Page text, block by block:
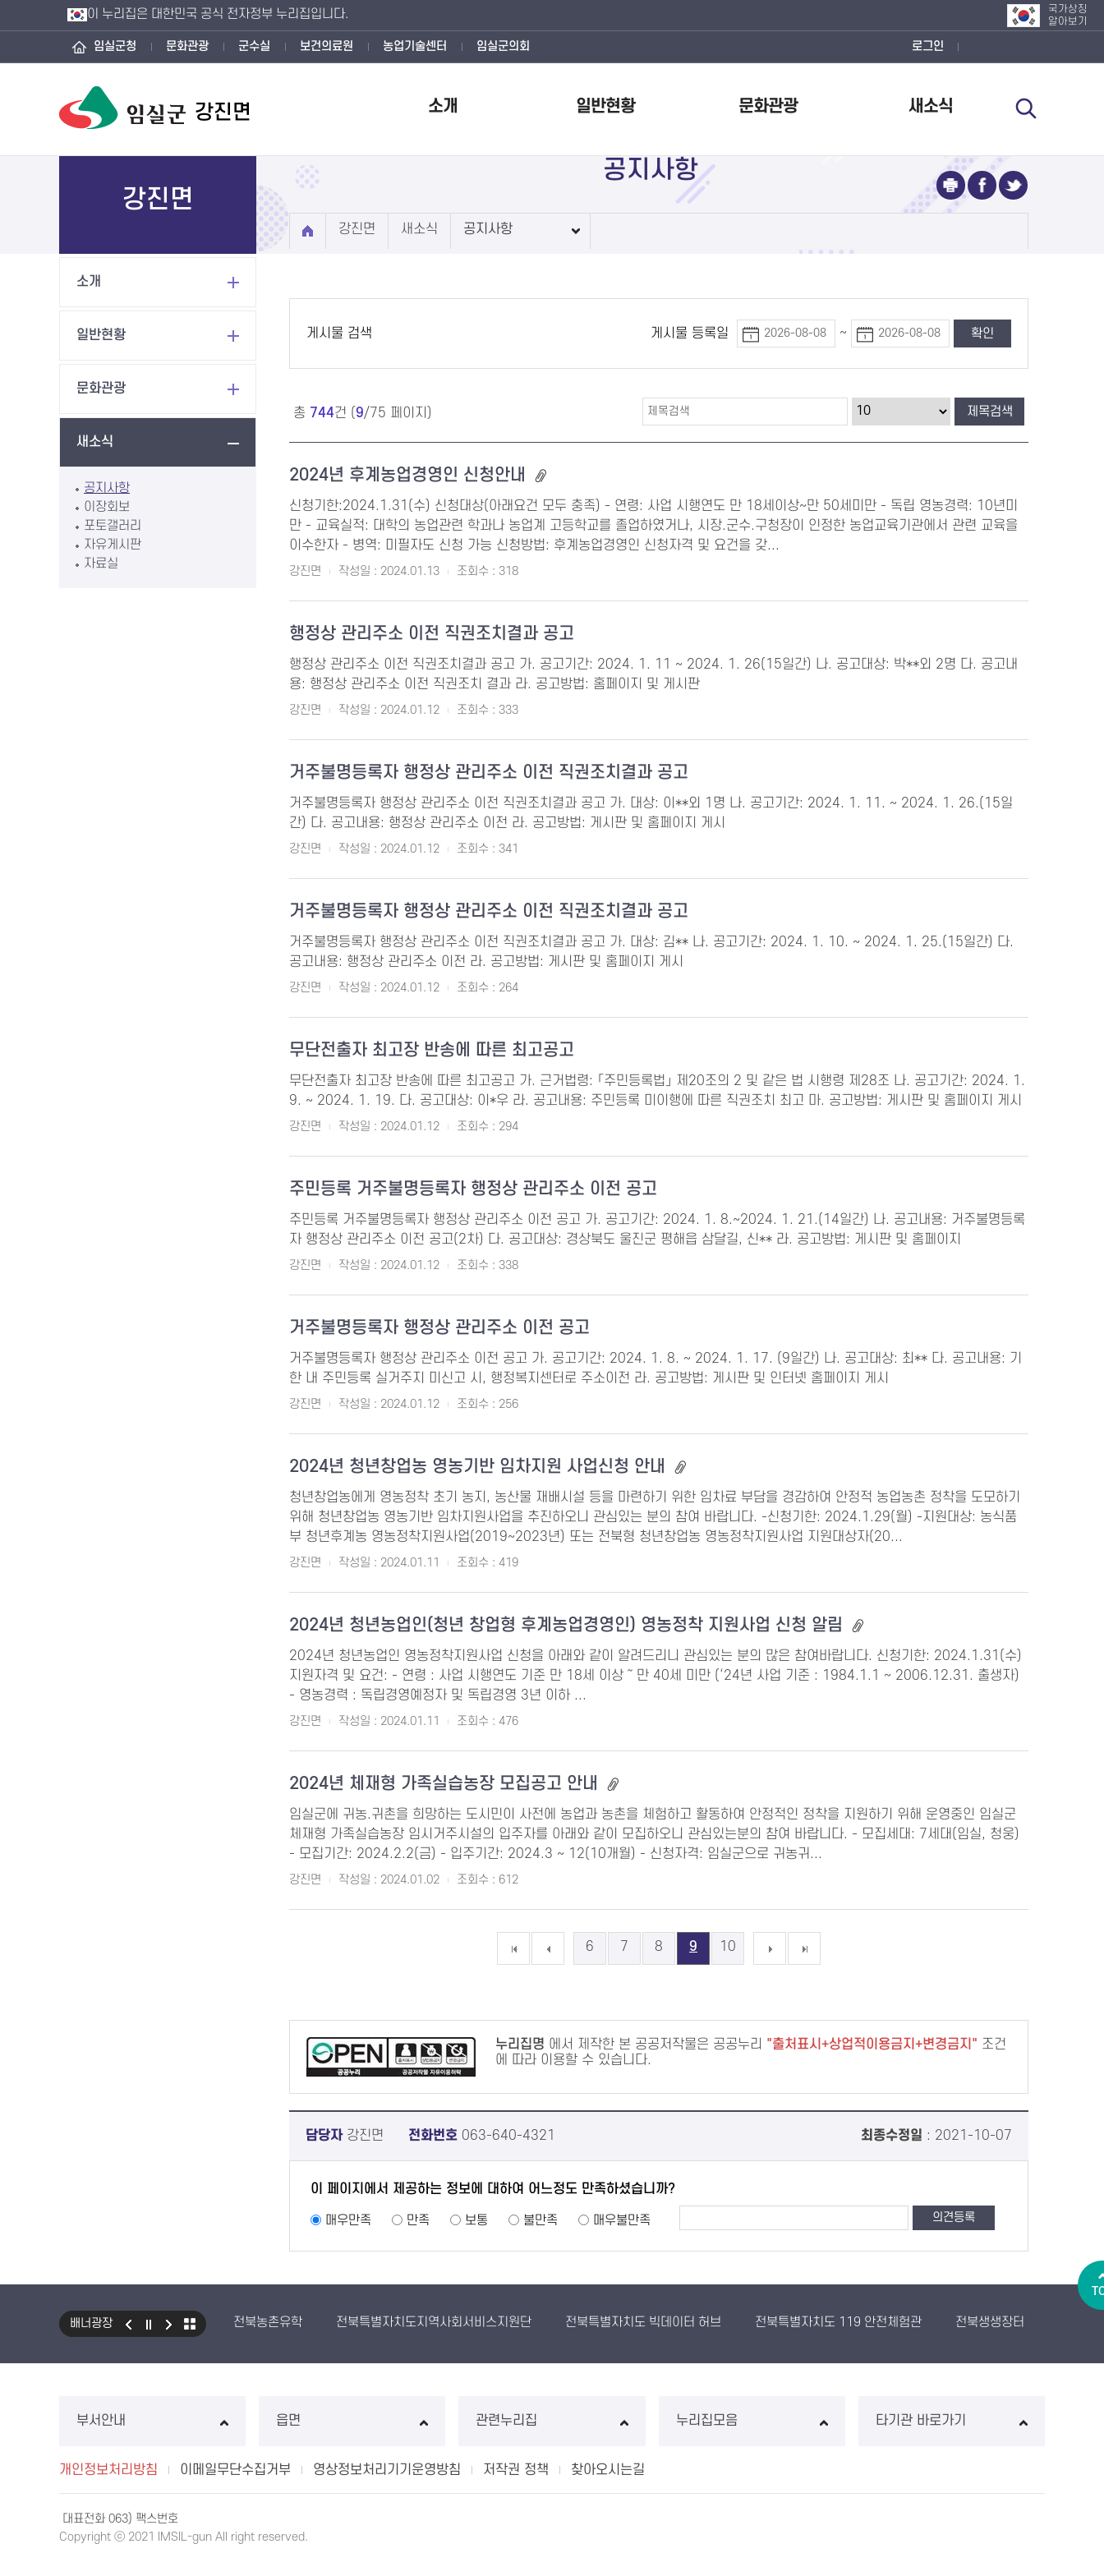
이 누리집은 대한민국 공식 전자정부 누리집입니다.
국가상징
알아보기
임실군청 문화관광 군수실 보건의료원 농업기술센터 임실군의회 로그인
강진면 소개 일반현황 문화관광 새소식
강진면
소개
일반현황
문화관광
새소식
공지사항
이장회보
포토갤러리
자유게시판
자료실
공지사항
강진면 새소식 공지사항
게시물 검색 게시물 등록일 ~
총 744건 (9/75 페이지)
2024년 후계농업경영인 신청안내
신청기한:2024.1.31(수) 신청대상(아래요건 모두 충족) - 연령: 사업 시행연도 만 18세이상~만 50세미만 - 독립 영농경력: 10년미
만 - 교육실적: 대학의 농업관련 학과나 농업계 고등학교를 졸업하였거나, 시장.군수.구청장이 인정한 농업교육기관에서 관련 교육을
이수한자 - 병역: 미필자도 신청 가능 신청방법: 후계농업경영인 신청자격 및 요건을 갖...
강진면 작성일 : 2024.01.13 조회수 : 318
행정상 관리주소 이전 직권조치결과 공고
행정상 관리주소 이전 직권조치결과 공고 가. 공고기간: 2024. 1. 11 ~ 2024. 1. 26(15일간) 나. 공고대상: 박**외 2명 다. 공고내
용: 행정상 관리주소 이전 직권조치 결과 라. 공고방법: 홈페이지 및 게시판
강진면 작성일 : 2024.01.12 조회수 : 333
거주불명등록자 행정상 관리주소 이전 직권조치결과 공고
거주불명등록자 행정상 관리주소 이전 직권조치결과 공고 가. 대상: 이**외 1명 나. 공고기간: 2024. 1. 11. ~ 2024. 1. 26.(15일
간) 다. 공고내용: 행정상 관리주소 이전 라. 공고방법: 게시판 및 홈페이지 게시
강진면 작성일 : 2024.01.12 조회수 : 341
거주불명등록자 행정상 관리주소 이전 직권조치결과 공고
거주불명등록자 행정상 관리주소 이전 직권조치결과 공고 가. 대상: 김** 나. 공고기간: 2024. 1. 10. ~ 2024. 1. 25.(15일간) 다.
공고내용: 행정상 관리주소 이전 라. 공고방법: 게시판 및 홈페이지 게시
강진면 작성일 : 2024.01.12 조회수 : 264
무단전출자 최고장 반송에 따른 최고공고
무단전출자 최고장 반송에 따른 최고공고 가. 근거법령: 「주민등록법」 제20조의 2 및 같은 법 시행령 제28조 나. 공고기간: 2024. 1.
9. ~ 2024. 1. 19. 다. 공고대상: 이*우 라. 공고내용: 주민등록 미이행에 따른 직권조치 최고 마. 공고방법: 게시판 및 홈페이지 게시
강진면 작성일 : 2024.01.12 조회수 : 294
주민등록 거주불명등록자 행정상 관리주소 이전 공고
주민등록 거주불명등록자 행정상 관리주소 이전 공고 가. 공고기간: 2024. 1. 8.~2024. 1. 21.(14일간) 나. 공고내용: 거주불명등록
자 행정상 관리주소 이전 공고(2차) 다. 공고대상: 경상북도 울진군 평해읍 삼달길, 신** 라. 공고방법: 게시판 및 홈페이지
강진면 작성일 : 2024.01.12 조회수 : 338
거주불명등록자 행정상 관리주소 이전 공고
거주불명등록자 행정상 관리주소 이전 공고 가. 공고기간: 2024. 1. 8. ~ 2024. 1. 17. (9일간) 나. 공고대상: 최** 다. 공고내용: 기
한 내 주민등록 실거주지 미신고 시, 행정복지센터로 주소이전 라. 공고방법: 게시판 및 인터넷 홈페이지 게시
강진면 작성일 : 2024.01.12 조회수 : 256
2024년 청년창업농 영농기반 임차지원 사업신청 안내
청년창업농에게 영농정착 초기 농지, 농산물 재배시설 등을 마련하기 위한 임차료 부담을 경감하여 안정적 농업농촌 정착을 도모하기
위해 청년창업농 영농기반 임차지원사업을 추진하오니 관심있는 분의 참여 바랍니다. -신청기한: 2024.1.29(월) -지원대상: 농식품
부 청년후계농 영농정착지원사업(2019~2023년) 또는 전북형 청년창업농 영농정착지원사업 지원대상자(20...
강진면 작성일 : 2024.01.11 조회수 : 419
2024년 청년농업인(청년 창업형 후계농업경영인) 영농정착 지원사업 신청 알림
2024년 청년농업인 영농정착지원사업 신청을 아래와 같이 알려드리니 관심있는 분의 많은 참여바랍니다. 신청기한: 2024.1.31(수)
지원자격 및 요건: - 연령 : 사업 시행연도 기준 만 18세 이상 ～ 만 40세 미만 (‘24년 사업 기준 : 1984.1.1 ∼ 2006.12.31. 출생자)
- 영농경력 : 독립경영예정자 및 독립경영 3년 이하 ...
강진면 작성일 : 2024.01.11 조회수 : 476
2024년 체재형 가족실습농장 모집공고 안내
임실군에 귀농.귀촌을 희망하는 도시민이 사전에 농업과 농촌을 체험하고 활동하여 안정적인 정착을 지원하기 위해 운영중인 임실군
체재형 가족실습농장 임시거주시설의 입주자를 아래와 같이 모집하오니 관심있는분의 참여 바랍니다. - 모집세대: 7세대(임실, 청웅)
- 모집기간: 2024.2.2(금) - 입주기간: 2024.3 ~ 12(10개월) - 신청자격: 임실군으로 귀농귀...
강진면 작성일 : 2024.01.02 조회수 : 612
6 7 8 9 10
누리집명 에서 제작한 본 공공저작물은 공공누리 출처표시+상업적이용금지+변경금지
조건
에 따라 이용할 수 있습니다.
담당자강진면 전화번호 063-640-4321 최종수정일 : 2021-10-07
이 페이지에서 제공하는 정보에 대하여 어느정도 만족하셨습니까?
매우만족 만족 보통 불만족 매우불만족
배너광장 전북농촌유학 전북특별자치도지역사회서비스지원단 전북특별자치도 빅데이터 허브 전북특별자치도 119 안전체험관 전북생생장터
부서안내 읍면 관련누리집 누리집모음 타기관 바로가기
개인정보처리방침 이메일무단수집거부 영상정보처리기기운영방침 저작권 정책 찾아오시는길
대표전화 063) 팩스번호
Copyright ⓒ 2021 IMSIL-gun All right reserved.